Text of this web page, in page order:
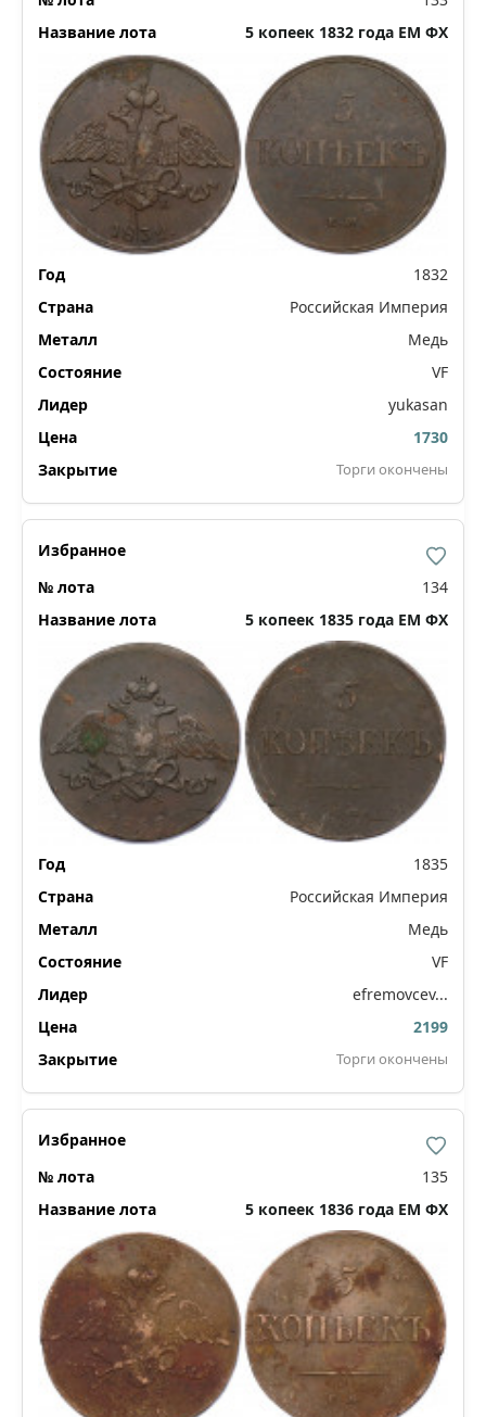
5 копеек 1832 года ЕМ ФХ
1832
Российская Империя
Медь
VF
yukasan
1730
Торги окончены
134
5 копеек 1835 года ЕМ ФХ
1835
Российская Империя
Медь
VF
efremovcev...
2199
Торги окончены
135
5 копеек 1836 года ЕМ ФХ